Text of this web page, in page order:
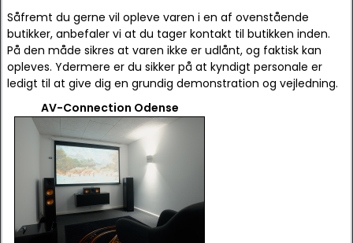
Såfremt du gerne vil opleve varen i en af ovenstående
butikker, anbefaler vi at du tager kontakt til butikken inden.
På den måde sikres at varen ikke er udlånt, og faktisk kan
opleves. Ydermere er du sikker på at kyndigt personale er
ledigt til at give dig en grundig demonstration og vejledning.
AV-Connection Odense